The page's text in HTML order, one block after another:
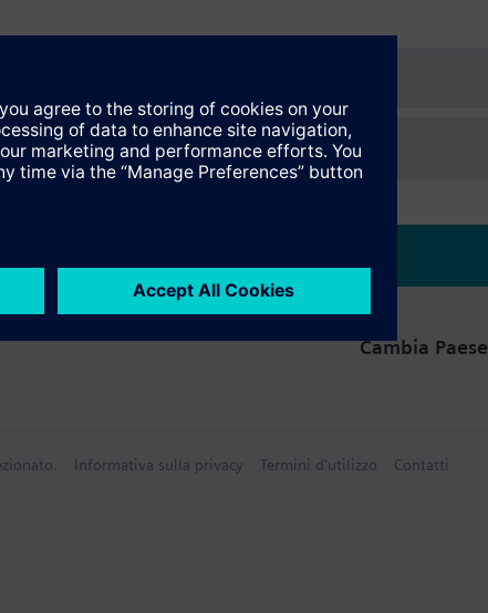
Cambia Paese
Informativa sulla privacy Termini d'utilizzo Contatti